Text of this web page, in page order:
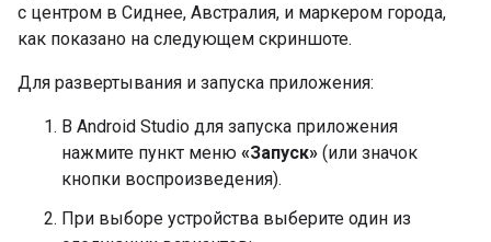
с центром в Сиднее, Австралия, и маркером города,
как показано на следующем скриншоте.
Для развертывания и запуска приложения:
В Android Studio для запуска приложения
нажмите пункт меню «Запуск» (или значок
кнопки воспроизведения).
При выборе устройства выберите один из